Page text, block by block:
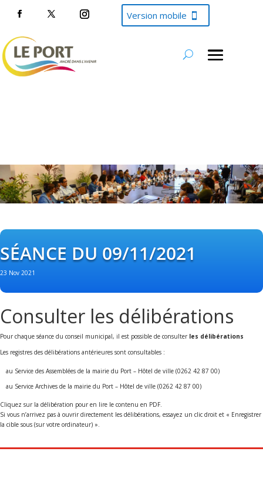
Version mobile
SÉANCE DU 09/11/2021
23 Nov 2021
Consulter les délibérations
Pour chaque séance du conseil municipal, il est possible de consulter les délibérations
Les registres des délibérations antérieures sont consultables :
au Service des Assemblées de la mairie du Port – Hôtel de ville (0262 42 87 00)
au Service Archives de la mairie du Port – Hôtel de ville (0262 42 87 00)
Cliquez sur la délibération pour en lire le contenu en PDF.
Si vous n’arrivez pas à ouvrir directement les délibérations, essayez un clic droit et « Enregistrer
la cible sous (sur votre ordinateur) ».